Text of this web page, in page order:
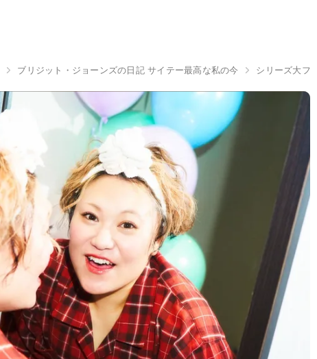
ブリジット・ジョーンズの日記 サイテー最高な私の今 シリーズ大フ